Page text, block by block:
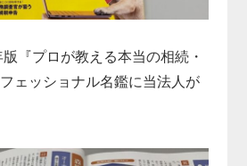
『プロが教える本当の相続・
ェッショナル名鑑に当法人が